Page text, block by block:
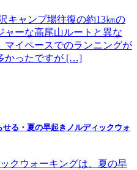
キャンプ場往復の約13㎞の
ャーな高尾山ルートと異な
マイペースでのランニングが
かったですが […]
せる・夏の早起きノルディックウォ
クウォーキングは、夏の早